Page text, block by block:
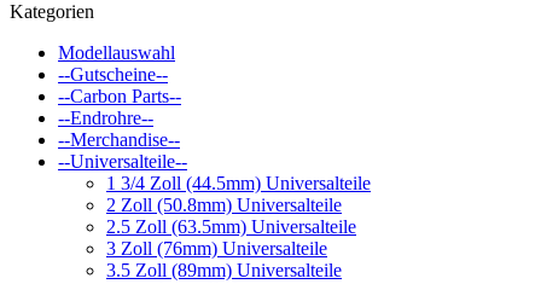
Kategorien
Modellauswahl
--Gutscheine--
--Carbon Parts--
--Endrohre--
--Merchandise--
--Universalteile--
1 3/4 Zoll (44.5mm) Universalteile
2 Zoll (50.8mm) Universalteile
2.5 Zoll (63.5mm) Universalteile
3 Zoll (76mm) Universalteile
3.5 Zoll (89mm) Universalteile